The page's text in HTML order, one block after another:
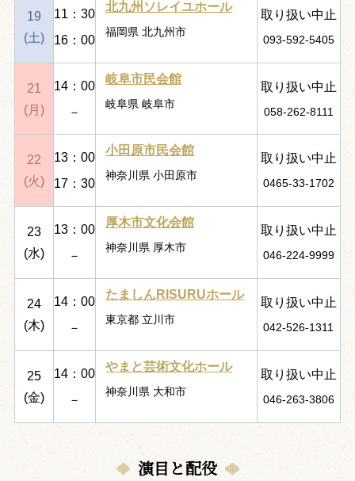
19
(土)
11：30
16：00
北九州ソレイユホール
福岡県 北九州市
取り扱い中止
093-592-5405
21
(月)
14：00
－
岐阜市民会館
岐阜県 岐阜市
取り扱い中止
058-262-8111
22
(火)
13：00
17：30
小田原市民会館
神奈川県 小田原市
取り扱い中止
0465-33-1702
23
(水)
13：00
－
厚木市文化会館
神奈川県 厚木市
取り扱い中止
046-224-9999
24
(木)
14：00
－
たましんRISURUホール
東京都 立川市
取り扱い中止
042-526-1311
25
(金)
14：00
－
やまと芸術文化ホール
神奈川県 大和市
取り扱い中止
046-263-3806
演目と配役